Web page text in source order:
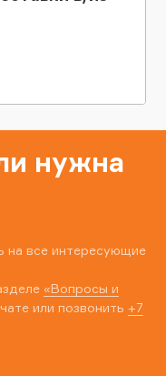
нужна
на все интересующие
«Вопросы и
или позвонить +7